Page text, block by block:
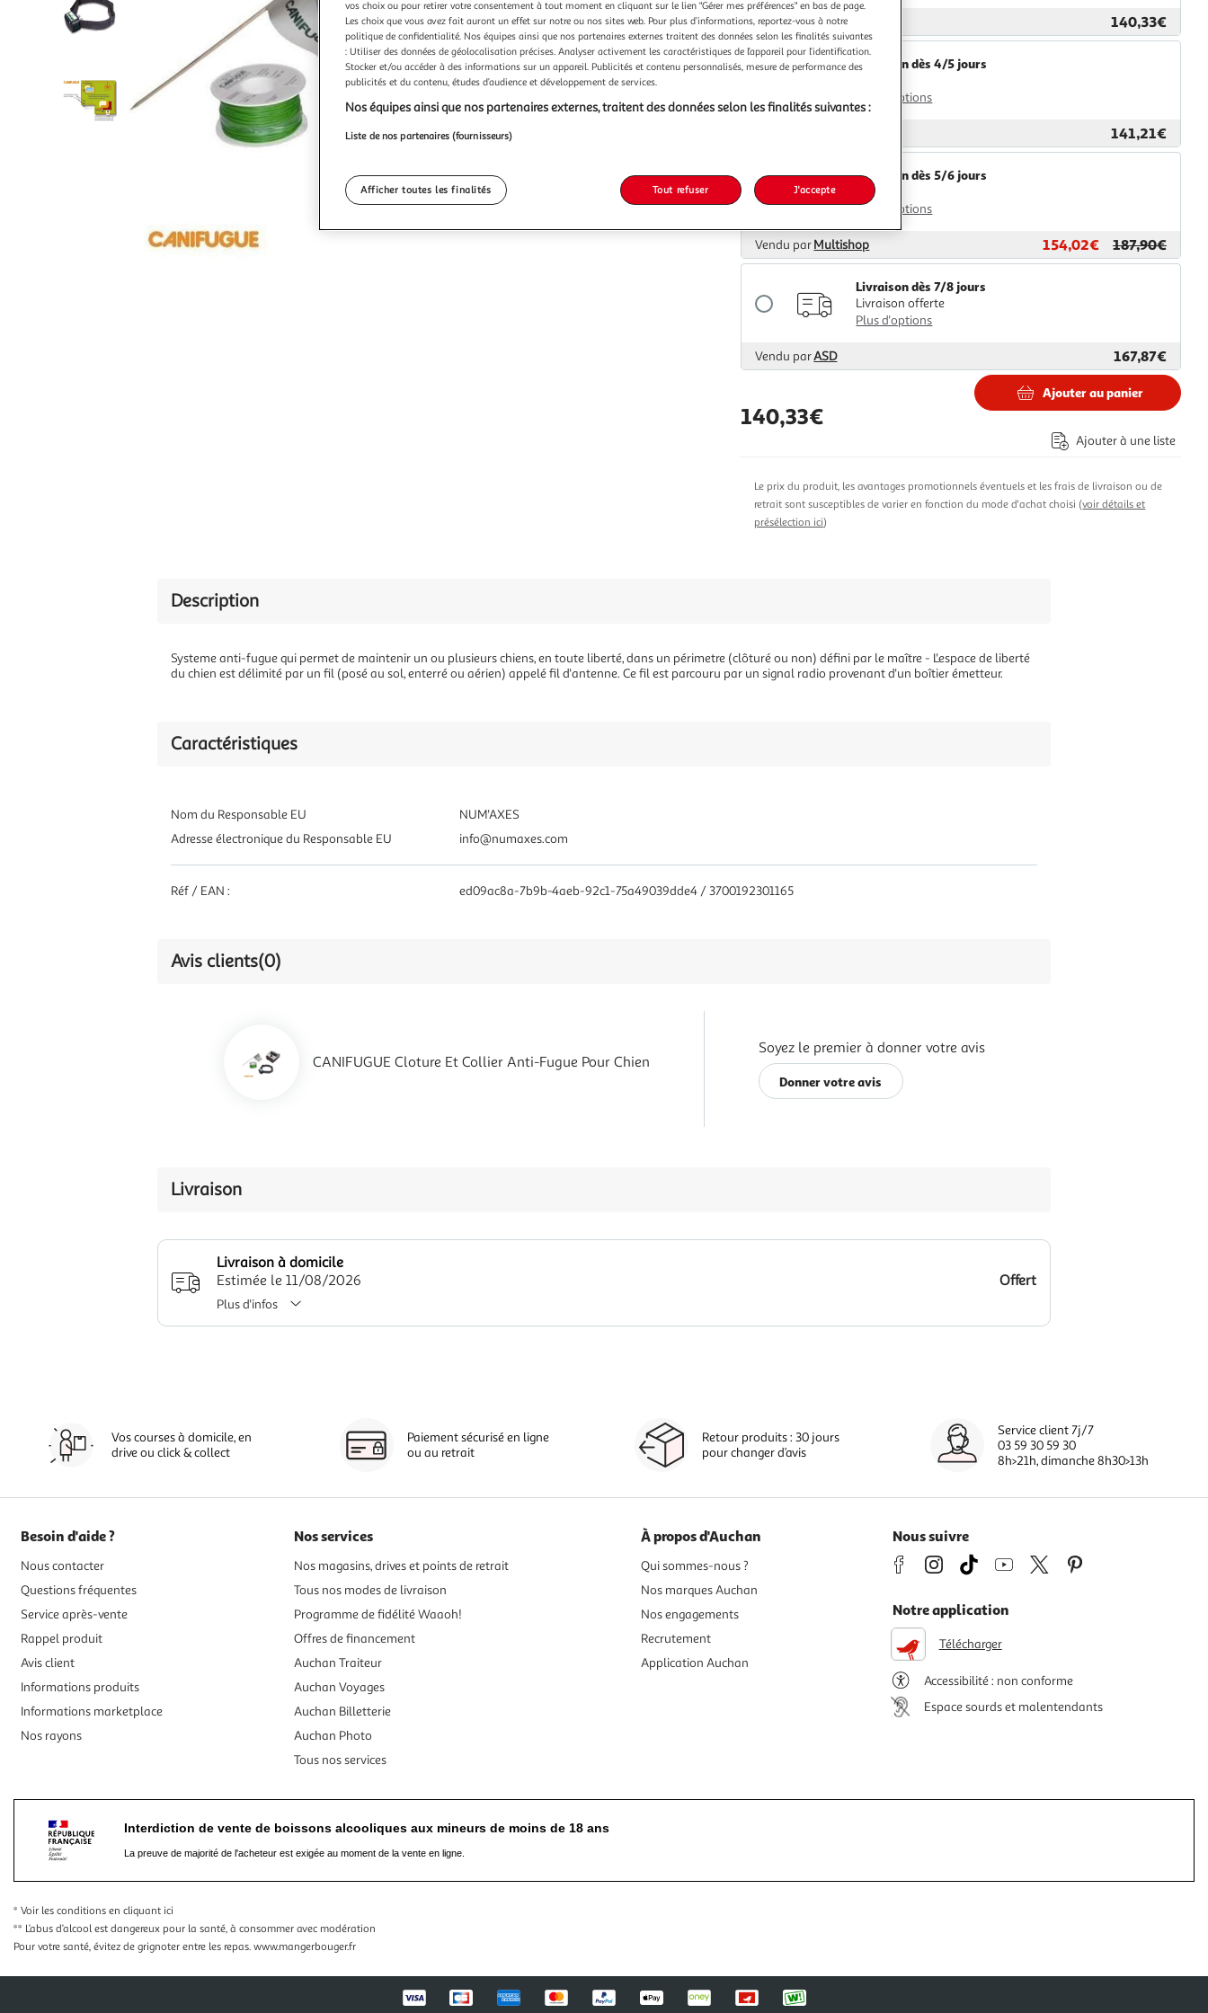
Vendu parGpasPlus 140,33€
Livraison dès 4/5 jours
Plus d'options
141,21€
Livraison dès 5/6 jours
4,99€
Plus d'options
Vendu parMultishop 154,02€ 187,90€
Livraison dès 7/8 jours
Livraison offerte
Plus d'options
Vendu parASD 167,87€
140,33€
Ajouter au panier
Ajouter à une liste
Le prix du produit, les avantages promotionnels éventuels et les frais de livraison ou de
retrait sont susceptibles de varier en fonction du mode d'achat choisi (voir détails et
présélection ici)
Description
Systeme anti-fugue qui permet de maintenir un ou plusieurs chiens, en toute liberté, dans un périmetre (clôturé ou non) défini par le maître - L'espace de liberté
du chien est délimité par un fil (posé au sol, enterré ou aérien) appelé fil d'antenne. Ce fil est parcouru par un signal radio provenant d'un boîtier émetteur.
Caractéristiques
Nom du Responsable EU
NUM'AXES
Adresse électronique du Responsable EU
info@numaxes.com
Réf / EAN : ed09ac8a-7b9b-4aeb-92c1-75a49039dde4 / 3700192301165
Avis clients(0)
CANIFUGUE Cloture Et Collier Anti-Fugue Pour Chien
Soyez le premier à donner votre avis
Donner votre avis
Livraison
Livraison à domicile
Estimée le 11/08/2026
Offert
Plus d'infos
Vos courses à domicile, en
drive ou click & collect
Paiement sécurisé en ligne
ou au retrait
Retour produits : 30 jours
pour changer d’avis
Service client 7j/7
03 59 30 59 30
8h>21h, dimanche 8h30>13h
Besoin d'aide ?
Nous contacter
Questions fréquentes
Service après-vente
Rappel produit
Avis client
Informations produits
Informations marketplace
Nos rayons
Nos services
Nos magasins, drives et points de retrait
Tous nos modes de livraison
Programme de fidélité Waaoh!
Offres de financement
Auchan Traiteur
Auchan Voyages
Auchan Billetterie
Auchan Photo
Tous nos services
À propos d'Auchan
Qui sommes-nous ?
Nos marques Auchan
Nos engagements
Recrutement
Application Auchan
Nous suivre
Notre application
Télécharger
Accessibilité : non conforme
Espace sourds et malentendants
Interdiction de vente de boissons alcooliques aux mineurs de moins de 18 ans
La preuve de majorité de l'acheteur est exigée au moment de la vente en ligne.
* Voir les conditions en cliquant ici
** L’abus d’alcool est dangereux pour la santé, à consommer avec modération
Pour votre santé, évitez de grignoter entre les repas. www.mangerbouger.fr
vos choix ou pour retirer votre consentement à tout moment en cliquant sur le lien "Gérer mes préférences" en bas de page.
Les choix que vous avez fait auront un effet sur notre ou nos sites web. Pour plus d’informations, reportez-vous à notre
politique de confidentialité. Nos équipes ainsi que nos partenaires externes traitent des données selon les finalités suivantes
: Utiliser des données de géolocalisation précises. Analyser activement les caractéristiques de l’appareil pour l’identification.
Stocker et/ou accéder à des informations sur un appareil. Publicités et contenu personnalisés, mesure de performance des
publicités et du contenu, études d’audience et développement de services.
Nos équipes ainsi que nos partenaires externes, traitent des données selon les finalités suivantes :
Liste de nos partenaires (fournisseurs)
Afficher toutes les finalités Tout refuser J'accepte